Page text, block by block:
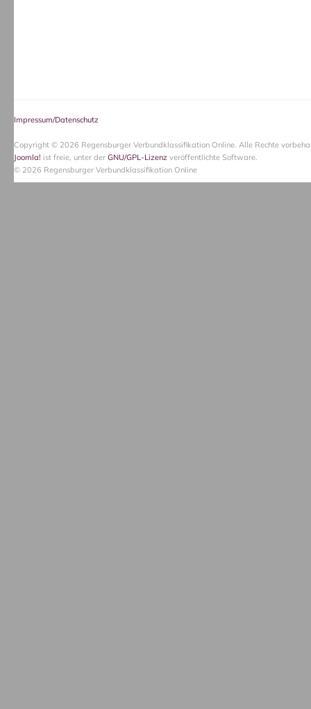
Impressum/Datenschutz
Copyright © 2026 Regensburger Verbundklassifikation Online. Alle Rechte
Joomla! ist freie, unter der GNU/GPL-Lizenz veröffentlichte Software.
© 2026 Regensburger Verbundklassifikation Online